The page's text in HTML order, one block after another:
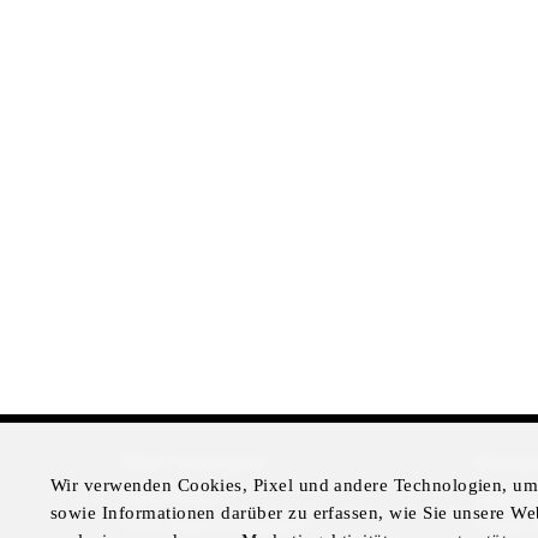
Press Room
Four Seasons Magazine
Legal
Privacy
Wir verwenden Cookies, Pixel und andere Technologien,
sowie Informationen darüber zu erfassen, wie Sie unsere